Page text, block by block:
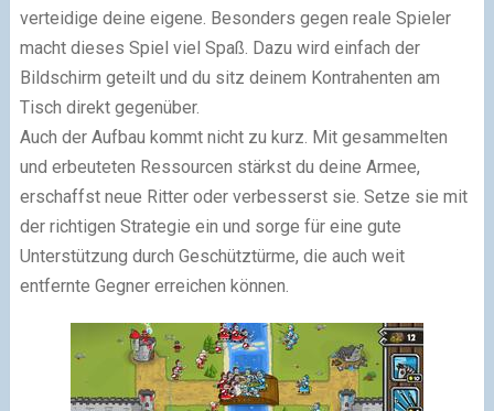
verteidige deine eigene. Besonders gegen reale Spieler
macht dieses Spiel viel Spaß. Dazu wird einfach der
Bildschirm geteilt und du sitz deinem Kontrahenten am
Tisch direkt gegenüber.
Auch der Aufbau kommt nicht zu kurz. Mit gesammelten
und erbeuteten Ressourcen stärkst du deine Armee,
erschaffst neue Ritter oder verbesserst sie. Setze sie mit
der richtigen Strategie ein und sorge für eine gute
Unterstützung durch Geschütztürme, die auch weit
entfernte Gegner erreichen können.